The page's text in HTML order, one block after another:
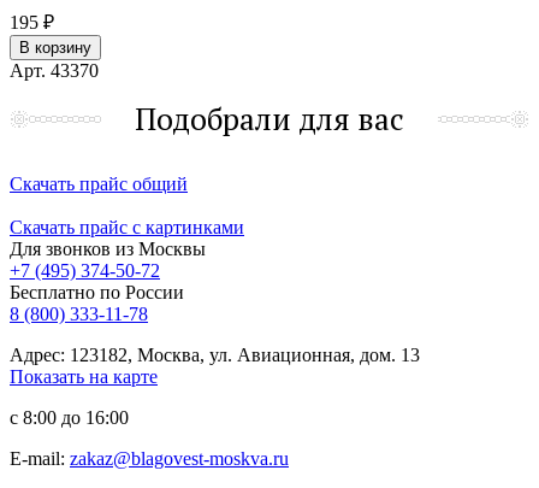
195 ₽
В корзину
Арт. 43370
Подобрали для вас
Скачать прайс общий
Скачать прайс с картинками
Для звонков из Москвы
+7 (495) 374-50-72
Бесплатно по России
8 (800) 333-11-78
Адрес: 123182, Москва, ул. Авиационная, дом. 13
Показать на карте
с 8:00 до 16:00
E-mail: zakaz@blagovest-moskva.ru